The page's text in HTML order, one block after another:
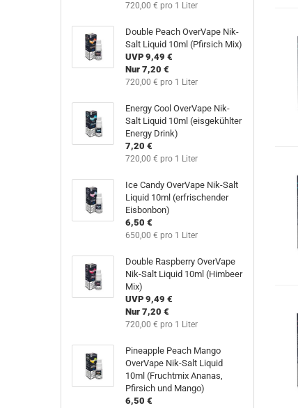
720,00 € pro 1 Liter
Double Peach OverVape Nik-
Salt Liquid 10ml (Pfirsich Mix)
UVP 9,49 €
Nur 7,20 €
720,00 € pro 1 Liter
Energy Cool OverVape Nik-
Salt Liquid 10ml (eisgekühlter
Energy Drink)
7,20 €
720,00 € pro 1 Liter
Ice Candy OverVape Nik-Salt
Liquid 10ml (erfrischender
Eisbonbon)
6,50 €
650,00 € pro 1 Liter
Double Raspberry OverVape
Nik-Salt Liquid 10ml (Himbeer
Mix)
UVP 9,49 €
Nur 7,20 €
720,00 € pro 1 Liter
Pineapple Peach Mango
OverVape Nik-Salt Liquid
10ml (Fruchtmix Ananas,
Pfirsich und Mango)
6,50 €